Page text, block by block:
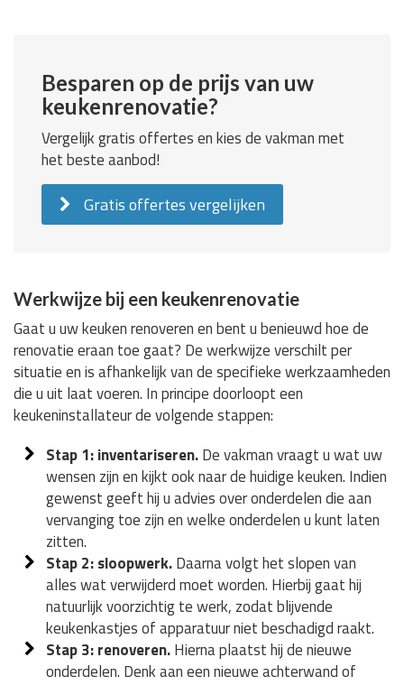
Besparen op de prijs van uw
keukenrenovatie?
Vergelijk gratis offertes en kies de vakman met
het beste aanbod!
Gratis offertes vergelijken
Werkwijze bij een keukenrenovatie
Gaat u uw keuken renoveren en bent u benieuwd hoe de
renovatie eraan toe gaat? De werkwijze verschilt per
situatie en is afhankelijk van de specifieke werkzaamheden
die u uit laat voeren. In principe doorloopt een
keukeninstallateur de volgende stappen:
Stap 1: inventariseren.De vakman vraagt u wat uw
wensen zijn en kijkt ook naar de huidige keuken. Indien
gewenst geeft hij u advies over onderdelen die aan
vervanging toe zijn en welke onderdelen u kunt laten
zitten.
Stap 2: sloopwerk.Daarna volgt het slopen van
alles wat verwijderd moet worden. Hierbij gaat hij
natuurlijk voorzichtig te werk, zodat blijvende
keukenkastjes of apparatuur niet beschadigd raakt.
Stap 3: renoveren.Hierna plaatst hij de nieuwe
onderdelen. Denk aan een nieuwe achterwand of